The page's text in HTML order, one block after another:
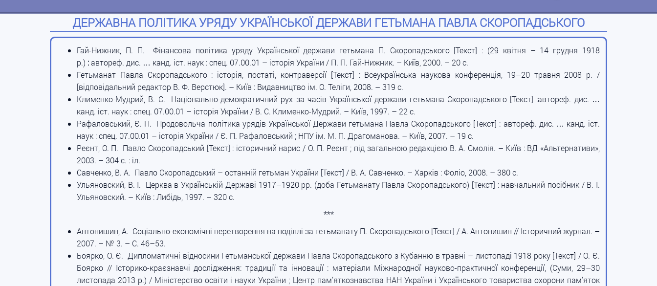
ДЕРЖАВНА ПОЛІТИКА УРЯДУ УКРАЇНСЬКОЇ ДЕРЖАВИ ГЕТЬМАНА ПАВЛА СКОРОПАДСЬКОГО
Гай-Нижник, П. П. Фінансова політика уряду Української держави гетьмана П. Скоропадського [Текст] : (29 квітня – 14 грудня 1918
р.) :автореф. дис. … канд. іст. наук : спец. 07.00.01 – історія України / П. П. Гай-Нижник. – Київ, 2000. – 20 с.
Гетьманат Павла Скоропадського : історія, постаті, контраверсії [Текст] : Всеукраїнська наукова конференція, 19–20 травня 2008 р. /
[відповідальний редактор В. Ф. Верстюк]. – Київ : Видавництво ім. О. Теліги, 2008. – 319 с.
Клименко-Мудрий, В. С. Національно-демократичний рух за часів Української держави гетьмана Скоропадського [Текст] :автореф. дис. …
канд. іст. наук : спец. 07.00.01 – історія України / В. С. Клименко-Мудрий. – Київ, 1997. – 22 с.
Рафаловський, Є. П. Продовольча політика урядів Української Держави гетьмана Павла Скоропадського [Текст] : автореф. дис. … канд. іст.
наук : спец. 07.00.01 – історія України / Є. П. Рафаловський ; НПУ ім. М. П. Драгоманова. – Київ, 2007. – 19 с.
Реєнт, О. П. Павло Скоропадський [Текст] : історичний нарис / О. П. Реєнт ; під загальною редакцією В. А. Смолія. – Київ : ВД «Альтернативи»,
2003. – 304 с. : іл.
Савченко, В. А. Павло Скоропадський – останній гетьман України [Текст] / В. А. Савченко. – Харків : Фоліо, 2008. – 380 с.
Ульяновский, В. І. Церква в Українській Державі 1917–1920 рр. (доба Гетьманату Павла Скоропадського) [Текст] : навчальний посібник / В. І.
Ульяновский. – Київ : Либідь, 1997. – 320 с.
***
Антонишин, А. Соціально-економічні перетворення на поділлі за гетьманату П. Скоропадського [Текст] / А. Антонишин // Історичний журнал. –
2007. – № 3. – С. 46–53.
Боярко, О. Є. Дипломатичні відносини Гетьманської держави Павла Скоропадського з Кубанню в травні – листопаді 1918 року [Текст] / О. Є.
Боярко // Історико-краєзнавчі дослідження: традиції та інновації : матеріали Міжнародної науково-практичної конференції, (Суми, 29–30
листопада 2013 р.) / Міністерство освіти і науки України ; Центр пам’яткознавства НАН України і Українського товариства охорони пам’яток